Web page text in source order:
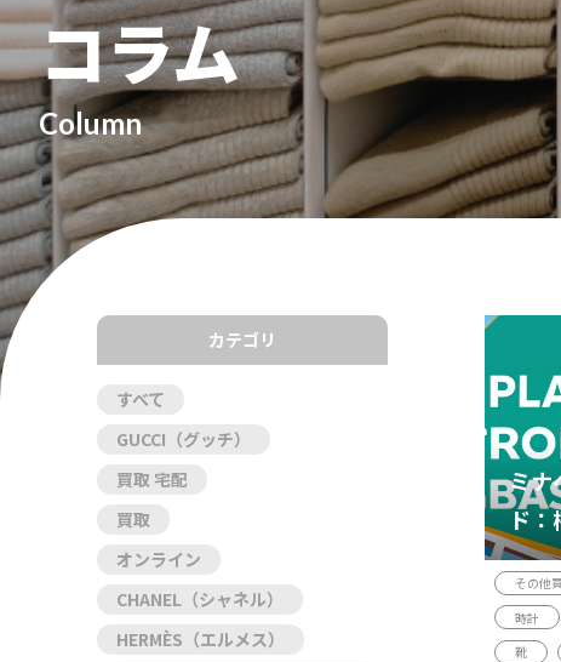
コラム
Column
カテゴリ
すべて
GUCCI（グッチ）
買取 宅配
買取
オンライン
CHANEL（シャネル）
HERMÈS（エルメス）
ミナ
ド：
ン・
その他
時計
靴